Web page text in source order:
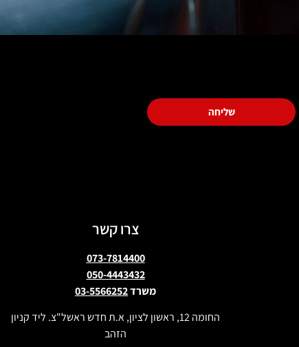
שליחה
צרו קשר
073-7814400
050-4443432
משרד03-5566252
החומה 12, ראשון לציון, א.ת חדש ראשל"צ. ליד קניון
הזהב